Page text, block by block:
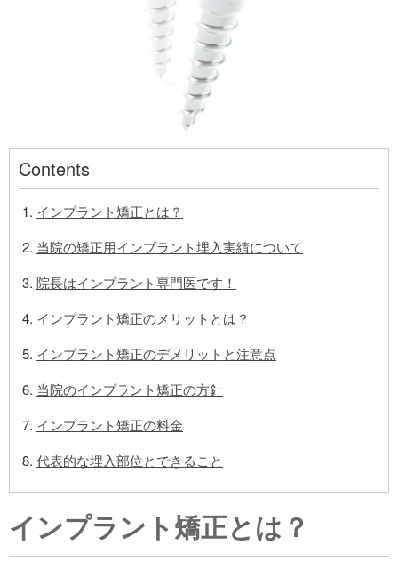
Contents
インプラント矯正とは？
当院の矯正用インプラント埋入実績について
院長はインプラント専門医です！
インプラント矯正のメリットとは？
インプラント矯正のデメリットと注意点
当院のインプラント矯正の方針
インプラント矯正の料金
代表的な埋入部位とできること
インプラント矯正とは？